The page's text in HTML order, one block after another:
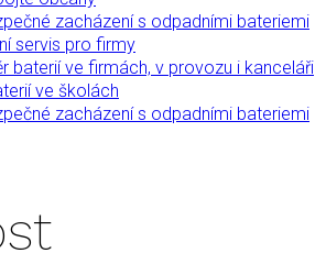
zacházení s odpadními bateriemi
servis pro firmy
baterií ve firmách, v provozu i kanceláři
ve školách
zacházení s odpadními bateriemi